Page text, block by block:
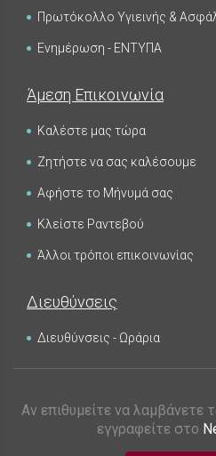
Πρωτόκολλο Υγιεινής &
Ενημέρωση - ΕΝΤΥΠΑ
Άμεση Επικοινωνία
Καλέστε μας τώρα
Ζητήστε να σας καλέσουμε
Αφήστε το Μήνυμά σας
Κλείστε Ραντεβού
Άλλοι τρόποι επικοινωνίας
Διευθύνσεις
Διευθύνσεις - Ωράρια
Αν επιθυμείτε να λαμβάνετε
εγγραφείτε στο